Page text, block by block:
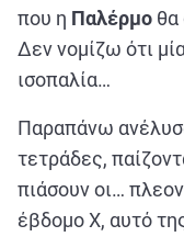
που η Παλέρμο θα
Δεν νομίζω ότι
ισοπαλία…
Παραπάνω
τετράδες,
πιάσουν οι…
έβδομο Χ, αυτό